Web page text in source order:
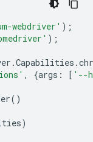
webdriver' );
);
.Capabilities .
, {args : [ '--
()
)